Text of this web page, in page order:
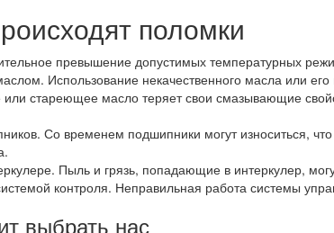
поломки
превышение допустимых температурных
Использование некачественного масла или его
или стареющее масло теряет свои смазывающие
Со временем подшипники могут износиться,
Пыль и грязь, попадающие в интеркулер,
контроля. Неправильная работа системы
выбрать нас